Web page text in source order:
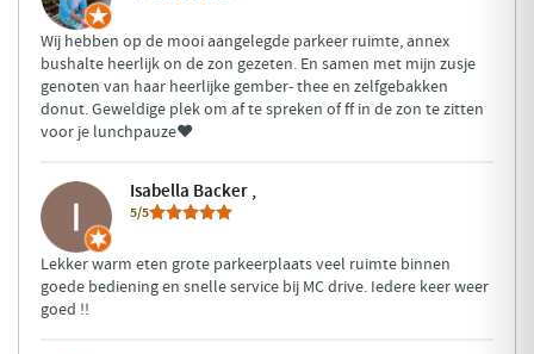
Wij hebben op de mooi aangelegde parkeer ruimte, annex
bushalte heerlijk on de zon gezeten. En samen met mijn zusje
genoten van haar heerlijke gember- thee en zelfgebakken
donut. Geweldige plek om af te spreken of ff in de zon te zitten
voor je lunchpauze❤
Isabella Backer ,
5/5
Lekker warm eten grote parkeerplaats veel ruimte binnen
goede bediening en snelle service bij MC drive. Iedere keer weer
goed !!